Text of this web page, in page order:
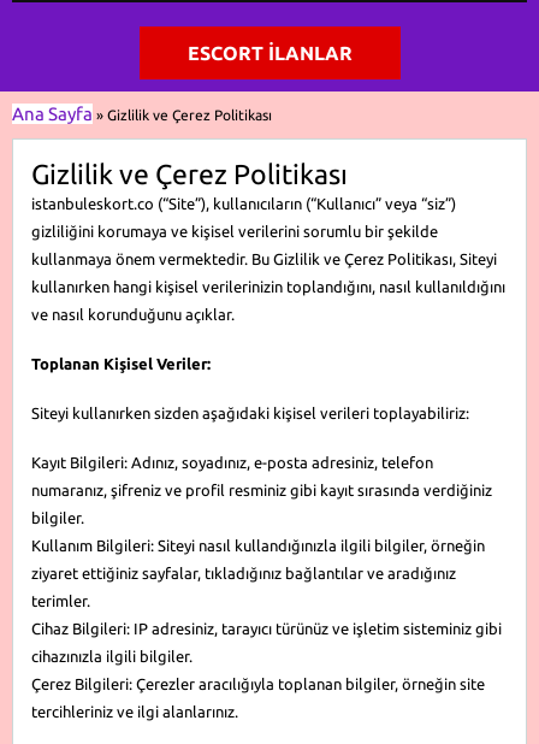
ESCORT İLANLAR
Ana Sayfa » Gizlilik ve Çerez Politikası
Gizlilik ve Çerez Politikası
istanbuleskort.co (“Site”), kullanıcıların (“Kullanıcı” veya “siz”)
gizliliğini korumaya ve kişisel verilerini sorumlu bir şekilde
kullanmaya önem vermektedir. Bu Gizlilik ve Çerez Politikası, Siteyi
kullanırken hangi kişisel verilerinizin toplandığını, nasıl kullanıldığını
ve nasıl korunduğunu açıklar.
Toplanan Kişisel Veriler:
Siteyi kullanırken sizden aşağıdaki kişisel verileri toplayabiliriz:
Kayıt Bilgileri: Adınız, soyadınız, e-posta adresiniz, telefon
numaranız, şifreniz ve profil resminiz gibi kayıt sırasında verdiğiniz
bilgiler.
Kullanım Bilgileri: Siteyi nasıl kullandığınızla ilgili bilgiler, örneğin
ziyaret ettiğiniz sayfalar, tıkladığınız bağlantılar ve aradığınız
terimler.
Cihaz Bilgileri: IP adresiniz, tarayıcı türünüz ve işletim sisteminiz gibi
cihazınızla ilgili bilgiler.
Çerez Bilgileri: Çerezler aracılığıyla toplanan bilgiler, örneğin site
tercihleriniz ve ilgi alanlarınız.